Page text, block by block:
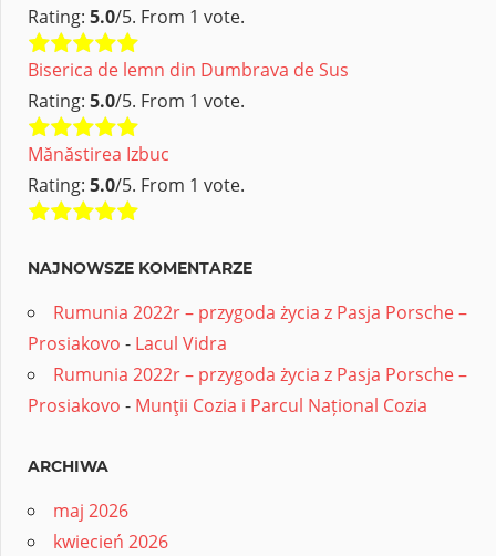
Rating: 5.0/5. From 1 vote.
Biserica de lemn din Dumbrava de Sus
Rating: 5.0/5. From 1 vote.
Mănăstirea Izbuc
Rating: 5.0/5. From 1 vote.
NAJNOWSZE KOMENTARZE
Rumunia 2022r – przygoda życia z Pasja Porsche –
Prosiakovo - Lacul Vidra
Rumunia 2022r – przygoda życia z Pasja Porsche –
Prosiakovo - Munţii Cozia i Parcul Național Cozia
ARCHIWA
maj 2026
kwiecień 2026